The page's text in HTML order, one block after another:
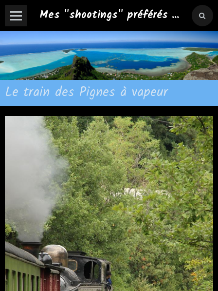
Mes "shootings" préférés ...
Le train des Pignes à vapeur